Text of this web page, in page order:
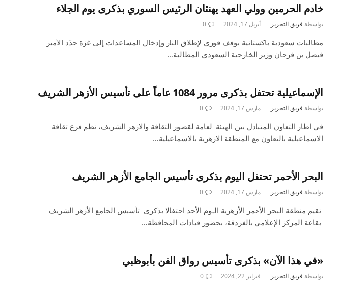
خادم الحرمين وولي العهد يهنئان الرئيس السوري بذكرى يوم الجلاء
بواسطة فريق التحرير أبريل 17, 2024 0
مطالبات سعودية باكستانية بوقف فوري لإطلاق النار وإدخال المساعدات إلى غزة جدّد الأمير
فيصل بن فرحان وزير الخارجية السعودي المطالبة…
الإسماعيلية تحتفل بذكرى مرور 1084 عاماً على تأسيس الأزهر الشريف
بواسطة فريق التحرير مارس 17, 2024 0
في اطار التعاون المتبادل بين الهيئة العامة لقصور الثقافة والازهر الشريف، نظم فرع ثقافة
الاسماعيلية بالتعاون مع المنطقة الازهرية بالاسماعيلية…
البحر الأحمر تحتفل اليوم بذكرى تأسيس الجامع الأزهر الشريف
بواسطة فريق التحرير مارس 17, 2024 0
تقيم منطقة البحر الأحمر الأزهرية اليوم الأحد احتفالا بذكرى تأسيس الجامع الأزهر الشريف
بقاعة المركز الإعلامي بالغردقة، بحضور قيادات المحافظة…
«في هذا الآن» بذكرى تأسيس رواق الفن بأبوظبي
بواسطة فريق التحرير فبراير 22, 2024 0